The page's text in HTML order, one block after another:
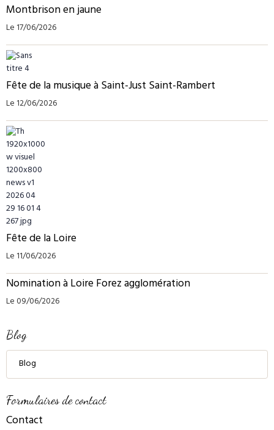
Montbrison en jaune
Le 17/06/2026
Fête de la musique à Saint-Just Saint-Rambert
Le 12/06/2026
Fête de la Loire
Le 11/06/2026
Nomination à Loire Forez agglomération
Le 09/06/2026
Blog
Blog
Formulaires de contact
Contact